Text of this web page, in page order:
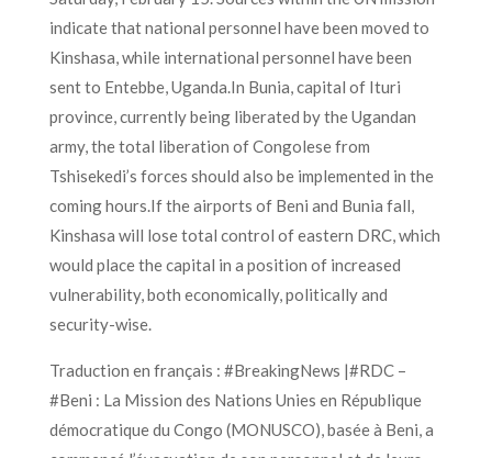
indicate that national personnel have been moved to
Kinshasa, while international personnel have been
sent to Entebbe, Uganda.In Bunia, capital of Ituri
province, currently being liberated by the Ugandan
army, the total liberation of Congolese from
Tshisekedi’s forces should also be implemented in the
coming hours.If the airports of Beni and Bunia fall,
Kinshasa will lose total control of eastern DRC, which
would place the capital in a position of increased
vulnerability, both economically, politically and
security-wise.
Traduction en français : #BreakingNews |#RDC –
#Beni : La Mission des Nations Unies en République
démocratique du Congo (MONUSCO), basée à Beni, a